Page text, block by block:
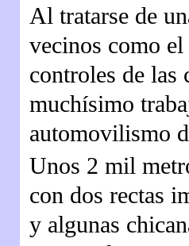
Al tratarse de
vecinos como
controles de las
muchísimo
automovilismo
Unos 2 mil
con dos rectas
y algunas